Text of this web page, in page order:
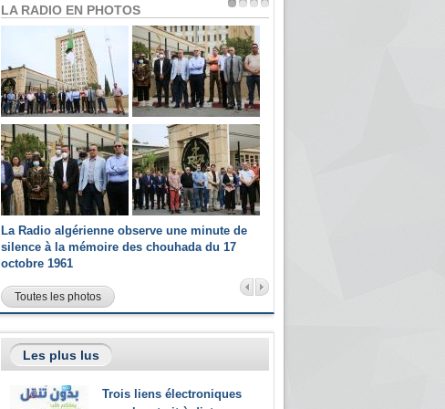
LA RADIO EN PHOTOS
La Radio algérienne observe une minute de
silence à la mémoire des chouhada du 17
octobre 1961
Toutes les photos
Les plus lus
Trois liens électroniques